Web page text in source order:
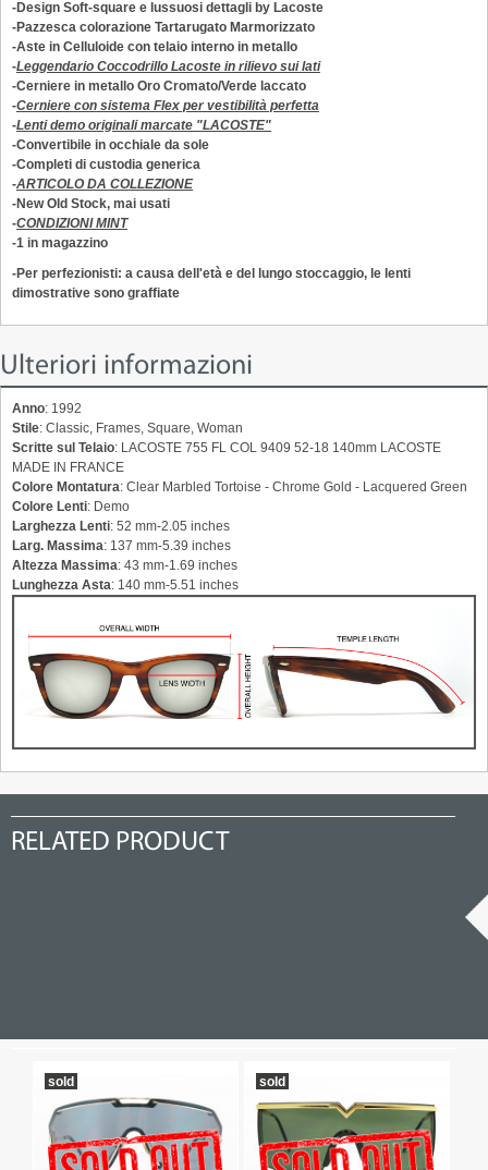
-Design Soft-square e lussuosi dettagli by Lacoste
-Pazzesca colorazione Tartarugato Marmorizzato
-Aste in Celluloide con telaio interno in metallo
-Leggendario Coccodrillo Lacoste in rilievo sui lati
-Cerniere in metallo Oro Cromato/Verde laccato
-Cerniere con sistema Flex per vestibilità perfetta
-Lenti demo originali marcate "LACOSTE"
-Convertibile in occhiale da sole
-Completi di custodia generica
-ARTICOLO DA COLLEZIONE
-New Old Stock, mai usati
-CONDIZIONI MINT
-1 in magazzino
-Per perfezionisti: a causa dell'età e del lungo stoccaggio, le lenti
dimostrative sono graffiate
Ulteriori informazioni
Anno: 1992
Stile: Classic, Frames, Square, Woman
Scritte sul Telaio: LACOSTE 755 FL COL 9409 52-18 140mm LACOSTE
MADE IN FRANCE
Colore Montatura: Clear Marbled Tortoise - Chrome Gold - Lacquered Green
Colore Lenti: Demo
Larghezza Lenti: 52 mm-2.05 inches
Larg. Massima: 137 mm-5.39 inches
Altezza Massima: 43 mm-1.69 inches
Lunghezza Asta: 140 mm-5.51 inches
RELATED PRODUCT
sold sold